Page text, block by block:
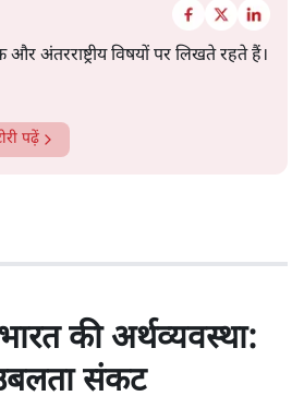
अंतरराष्ट्रीय विषयों पर लिखते रहते हैं।
पढ़ें
की अर्थव्यवस्था:
संकट